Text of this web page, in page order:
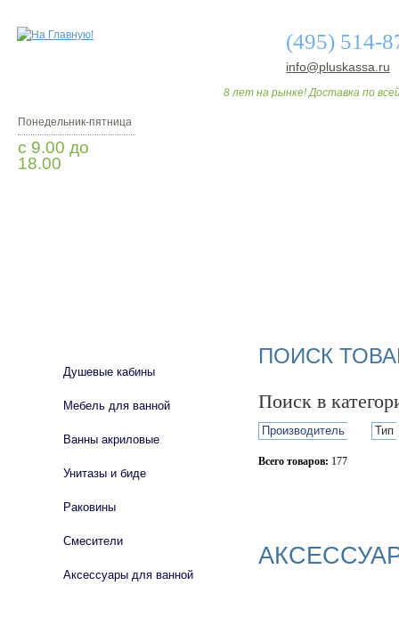
(495) 514-
info@pluskassa.ru
8 лет на рынке! Доставка по
Понедельник-пятница
с 9.00 до
18.00
ПОИСК
Поиск в
Производитель Тип
Всего товаров: 177
Душевые кабины
Мебель для ванной
Ванны акриловые
Унитазы и биде
Раковины
Смесители
Аксессуары для ванной